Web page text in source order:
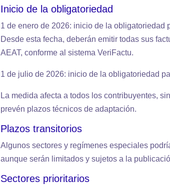
Inicio de la obligatoriedad
1 de enero de 2026: inicio de la obligatoriedad
Desde esta fecha, deberán emitir todas sus
AEAT, conforme al sistema VeriFactu.
1 de julio de 2026: inicio de la obligatoriedad
La medida afecta a todos los contribuyentes,
prevén plazos técnicos de adaptación.
Plazos transitorios
Algunos sectores y regímenes especiales
aunque serán limitados y sujetos a la
Sectores prioritarios